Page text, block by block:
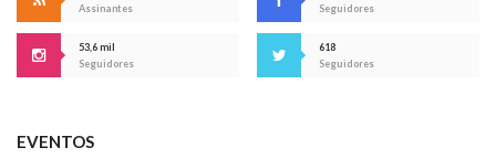
Assinantes
Seguidores
53,6 mil
Seguidores
618
Seguidores
EVENTOS